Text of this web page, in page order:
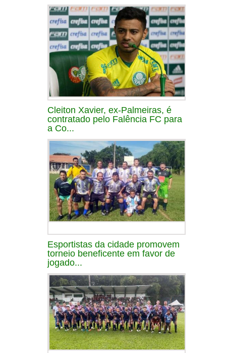
Cleiton Xavier, ex-Palmeiras, é
contratado pelo Falência FC para
a Co...
Esportistas da cidade promovem
torneio beneficente em favor de
jogado...